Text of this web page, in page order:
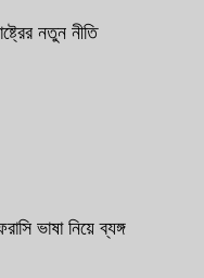
নতুন নীতি
ভাষা নিয়ে ব্যঙ্গ